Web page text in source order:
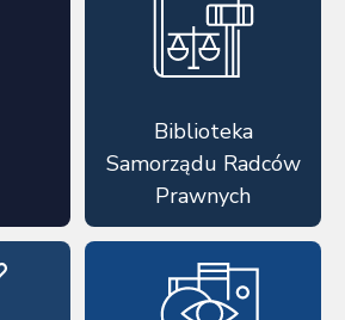
Biblioteka
Samorządu Radców
Prawnych